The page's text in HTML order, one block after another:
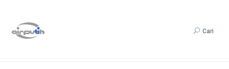
Cari